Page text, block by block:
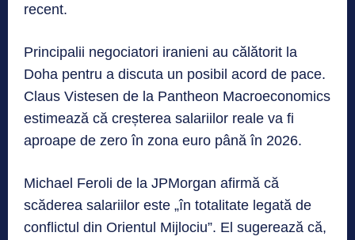
recent.
Principalii negociatori iranieni au călătorit la
Doha pentru a discuta un posibil acord de pace.
Claus Vistesen de la Pantheon Macroeconomics
estimează că creșterea salariilor reale va fi
aproape de zero în zona euro până în 2026.
Michael Feroli de la JPMorgan afirmă că
scăderea salariilor este „în totalitate legată de
conflictul din Orientul Mijlociu”. El sugerează că,